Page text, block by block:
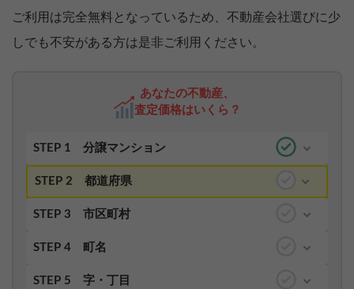
ご利用は完全無料となっているため、不動産会社選びに少
しでも不安がある方は是非ご利用ください。
あなたの不動産、
査定価格はいくら？
STEP 1 分譲マンション
STEP 2 都道府県
STEP 3 市区町村
STEP 4 町名
STEP 5 字・丁目